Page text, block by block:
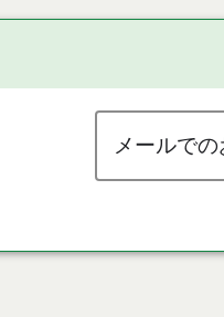
メールで